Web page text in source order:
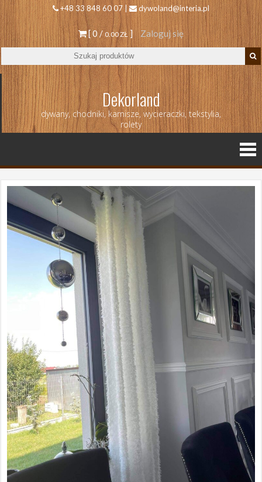
+48 33 848 60 07 | dywoland@interia.pl
[ 0 /0.00 ZŁ ] Zaloguj się
Dekorland
dywany, chodniki, karnisze, wycieraczki, tekstylia,
rolety